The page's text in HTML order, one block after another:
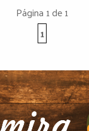
Página 1 de 1
1